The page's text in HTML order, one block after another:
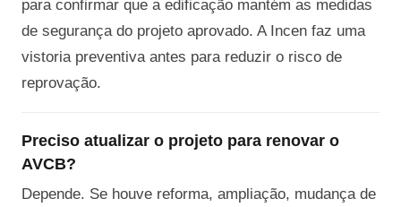
para confirmar que a edificação mantém as medidas
de segurança do projeto aprovado. A Incen faz uma
vistoria preventiva antes para reduzir o risco de
reprovação.
Preciso atualizar o projeto para renovar o
AVCB?
Depende. Se houve reforma, ampliação, mudança de